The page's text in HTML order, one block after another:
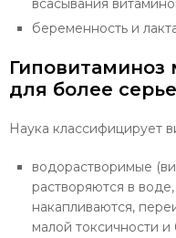
всасывания
беременность и
Гиповитаминоз
для более
Наука классифицирует
водорастворимые
растворяются в
накапливаются,
малой токсичности